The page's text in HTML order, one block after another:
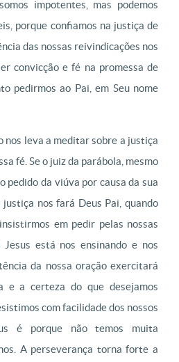
impotentes, mas podemos
porque confiamos na justiça de
das nossas reivindicações nos
convicção e fé na promessa de
pedirmos ao Pai, em Seu nome
nos leva a meditar sobre a justiça
fé. Se o juiz da parábola, mesmo
pedido da viúva por causa da sua
nos fará Deus Pai, quando
em pedir pelas nossas
Jesus está nos ensinando e nos
da nossa oração exercitará
e a certeza do que desejamos
com facilidade dos nossos
é porque não temos muita
A perseverança torna forte a